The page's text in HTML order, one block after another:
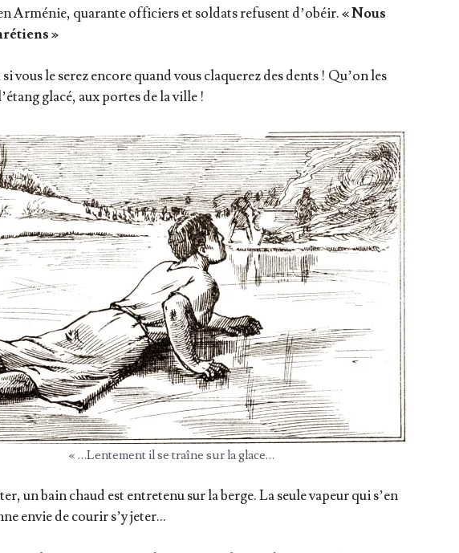
Armé­nie, qua­rante offi­ciers et sol­dats refusent d’o­béir.« Nous
»
vous le serez encore quand vous cla­que­rez des dents ! Qu’on les
gla­cé, aux portes de la ville !
« …Len­te­ment il se traîne sur la glace…
un bain chaud est entre­te­nu sur la berge. La seule vapeur qui s’en
envie de cou­rir s’y jeter…